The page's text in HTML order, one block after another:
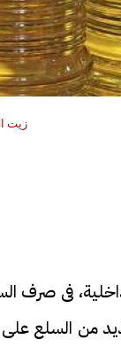
زيت
فى
من السلع